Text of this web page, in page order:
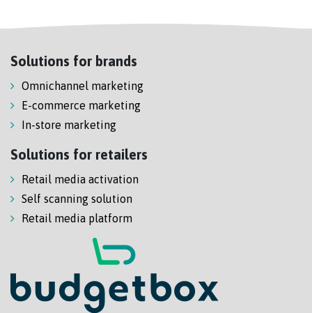
Solutions for brands
Omnichannel marketing
E-commerce marketing
In-store marketing
Solutions for retailers
Retail media activation
Self scanning solution
Retail media platform